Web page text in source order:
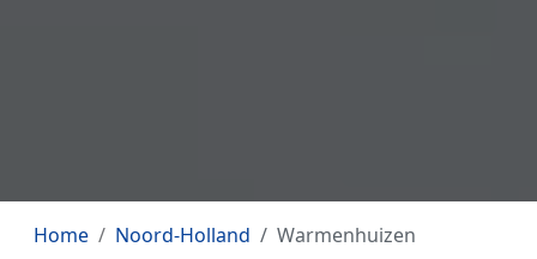
Home Noord-Holland Warmenhuizen